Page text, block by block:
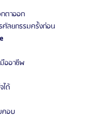
ตาออก
ศัลยกรรมครั้งก่อน
ออาชีพ
ได้
คอบ